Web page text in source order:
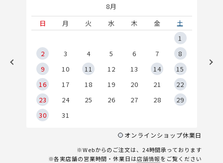
8月
日
月 火 水 木 金
土
1
2
3 4 5 6 7
8
9
10 11 12 13 14
15
16
17 18 19 20 21
22
23
24 25 26 27 28
29
30
31
オンラインショップ休業日
※Webからのご注文は、24時間承っております
※各実店舗の営業時間・休業日は店舗情報をご覧ください